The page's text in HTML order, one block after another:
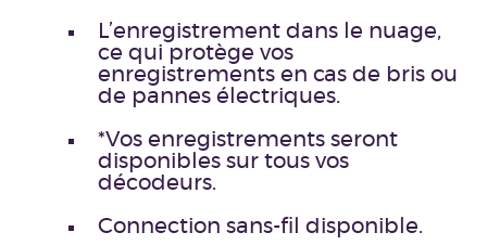
L’enregistrement dans le nuage,
ce qui protège vos
enregistrements en cas de bris ou
de pannes électriques.
*Vos enregistrements seront
disponibles sur tous vos
décodeurs.
Connection sans-fil disponible.